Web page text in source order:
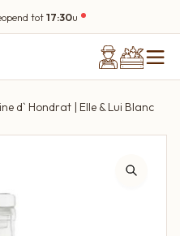
tot17:30u
d` Hondrat | Elle & Lui Blanc